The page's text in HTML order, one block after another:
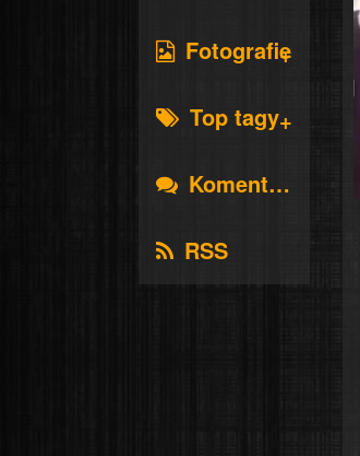
Fotografie
Top tagy
Komentáře
RSS